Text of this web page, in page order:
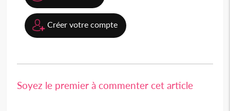
Créer votre compte
Soyez le premier à commenter cet article